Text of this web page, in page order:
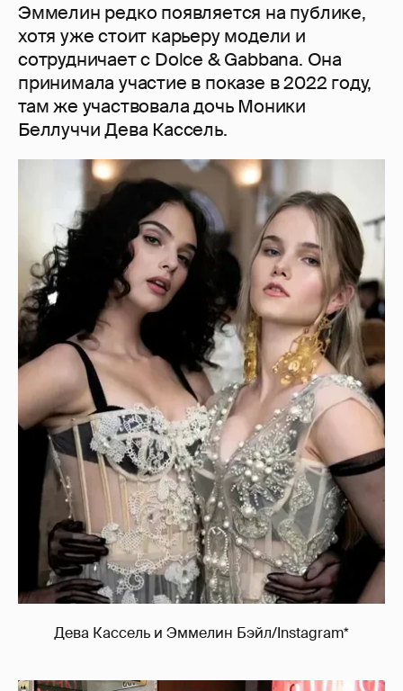
Эммелин редко появляется на публике,
хотя уже стоит карьеру модели и
сотрудничает с Dolce & Gabbana. Она
принимала участие в показе в 2022 году,
там же участвовала дочь Моники
Беллуччи Дева Кассель.
Дева Кассель и Эммелин Бэйл/Instagram*